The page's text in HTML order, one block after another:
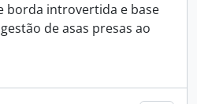
borda introvertida e base
de asas presas ao